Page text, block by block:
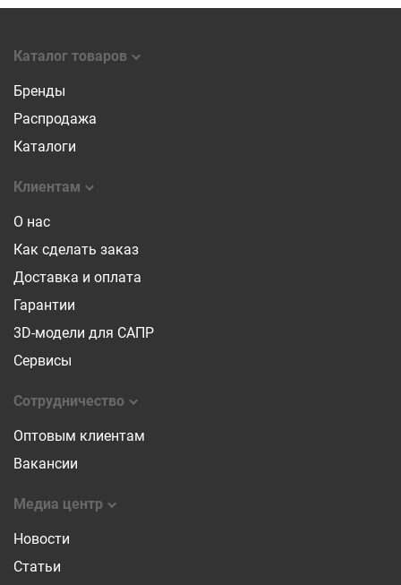
Каталог товаров
Бренды
Распродажа
Каталоги
Клиентам
О нас
Как сделать заказ
Доставка и оплата
Гарантии
3D-модели для САПР
Сервисы
Сотрудничество
Оптовым клиентам
Вакансии
Медиа центр
Новости
Статьи